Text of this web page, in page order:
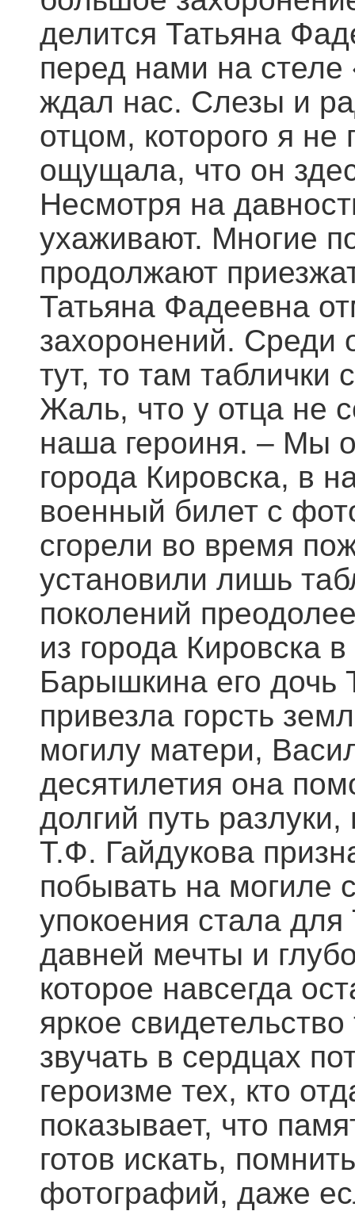
делится Татьяна
перед нами на
ждал нас. Слезы и
отцом, которого я
ощущала, что он
Несмотря на
ухаживают. Многие
продолжают
Татьяна Фадеевна
захоронений. Среди
тут, то там
Жаль, что у отца не
наша героиня. – Мы
города Кировска, в
военный билет с
сгорели во время
установили лишь
поколений
из города Кировска
Барышкина его дочь
привезла горсть
могилу матери,
десятилетия она
долгий путь
Т.Ф. Гайдукова
побывать на могиле
упокоения стала
давней мечты и
которое навсегда
яркое
звучать в сердцах
героизме тех, кто
показывает, что
готов искать,
фотографий, даже